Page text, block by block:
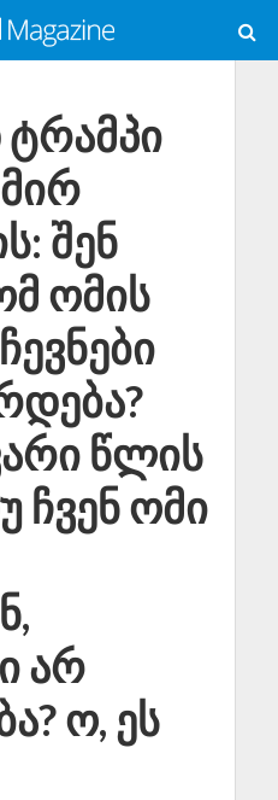
შენ
ომის
წლის
ჩვენ ომი
არ
ო, ეს